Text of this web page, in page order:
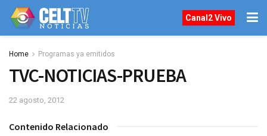
Canal2 Vivo
Home Programas ya emitidos
TVC-NOTICIAS-PRUEBA
22 agosto, 2012
Contenido Relacionado